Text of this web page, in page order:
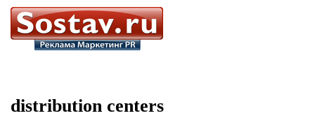
distribution centers